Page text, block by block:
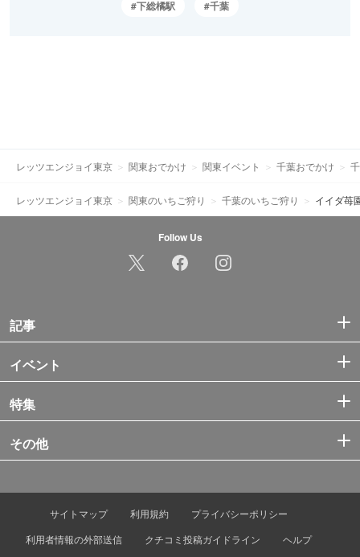
下総橘駅 千葉
レッツエンジョイ東京 関東おでかけ 関東イベント 千葉おでかけ
レッツエンジョイ東京 関東のいちご狩り 千葉のいちご狩り イイダ苺
Follow Us
記事
イベント
特集
その他
サイトマップ 利用規約
プライバシーポリシー
利用者情報の外部送信
クチコミ投稿ガイドライン ヘルプ